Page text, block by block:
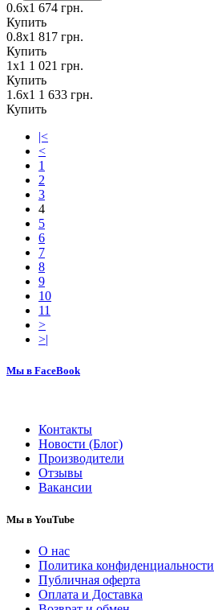
0.6х1 674 грн.
Купить
0.8х1 817 грн.
Купить
1х1 1 021 грн.
Купить
1.6х1 1 633 грн.
Купить
|<
<
1
2
3
4
5
6
7
8
9
10
11
>
>|
Мы в FaceBook
Контакты
Новости (Блог)
Производители
Отзывы
Вакансии
Мы в YouTube
О нас
Политика конфиденциальности
Публичная оферта
Оплата и Доставка